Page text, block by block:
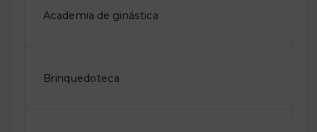
Academia de ginástica
Brinquedoteca